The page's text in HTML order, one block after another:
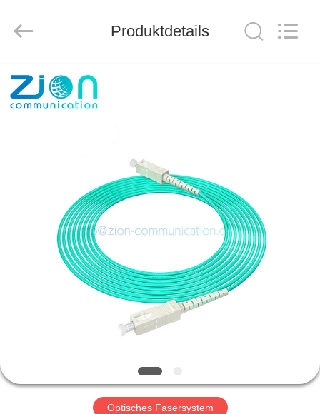
HAUS
FABRIK-
AUSFLUG
QUALITÄTSKONTROLLE
SIE
MIT
LTD.
Produktdetails
Optisches Fasersystem